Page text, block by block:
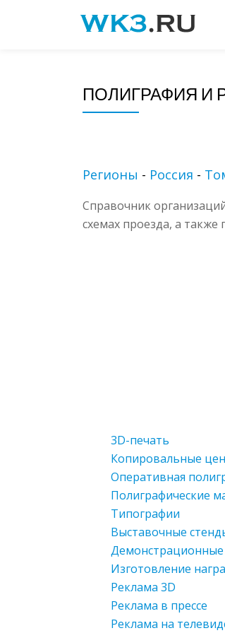
ПОЛИГРАФИЯ И
Регионы - Россия -
Справочник
схемах проезда, а
3D-печать
Копировальные
Оперативная
Полиграфические
Типографии
Выставочные
Демонстрационные
Изготовление
Реклама 3D
Реклама в прессе
Реклама на